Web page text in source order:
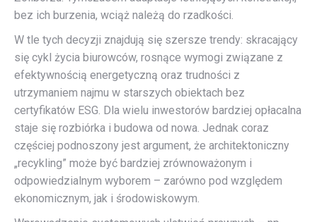
bez ich burzenia, wciąż należą do rzadkości.
W tle tych decyzji znajdują się szersze trendy: skracający
się cykl życia biurowców, rosnące wymogi związane z
efektywnością energetyczną oraz trudności z
utrzymaniem najmu w starszych obiektach bez
certyfikatów ESG. Dla wielu inwestorów bardziej opłacalna
staje się rozbiórka i budowa od nowa. Jednak coraz
częściej podnoszony jest argument, że architektoniczny
„recykling” może być bardziej zrównoważonym i
odpowiedzialnym wyborem – zarówno pod względem
ekonomicznym, jak i środowiskowym.